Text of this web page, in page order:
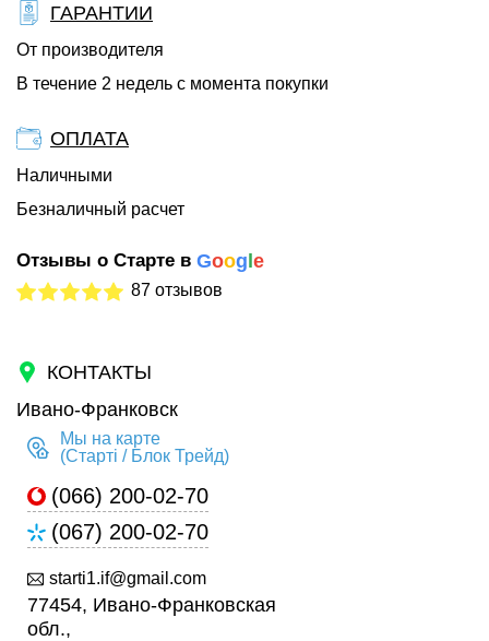
ГАРАНТИИ
От производителя
В течение 2 недель с момента покупки
ОПЛАТА
Наличными
Безналичный расчет
Отзывы о Старте в Goog e
87 отзывов
КОНТАКТЫ
Ивано-Франковск
Мы на карте
(Старті / Блок Трейд)
(066) 200-02-70
(067) 200-02-70
starti1.if@gmail.com
77454, Ивано-Франковская
обл.,